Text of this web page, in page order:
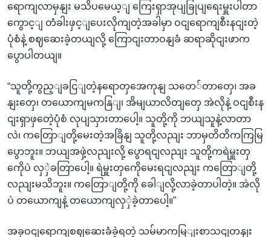
ရောကျလာမှနျး မသိပမေယ့ျ ကြေးရှာအုပျခြုပျရေးမှူးပါတာ
ကွောင့ျ တံခါးဖှင့ျပေးလိုကျတဲ့အခါမှာ ဝငျရောကျစီးနငျးတဲ့
ပုံစံနဲ့ စဈဆေးခဲ့တယျလို့ ကြောငျးတာဝနျခံ ဆရာဆိုငျးဖာက
ပွောပါတယျ။
“သူတို့ကွည့ျခငြျတဲ့နရောတှအေကုနျ သတေ်တာတှေ၊ အခ
နျးတှေ၊ တယောကျမကနြျ၊ အိမျယာလိတျတှေ အဲလိုနဲ့ ဝငျစီးန
ငျးရှာဖှတေဲ့ပုံစံ လုပျသှားတာပေါ့။ သူတို့ကို ဘယျသူနဲ့လာတာ
လဲ၊ ကတြောျတို့မေးတဲ့အခြိနျ သူတို့လညျး ဘာမှတိတိကကြမြ
ပွောဘူး။ ဘယျအဖှဲ့လညျးလို့ ပွောရငျလညျး သူတို့ကရဲမှူးတှ
ကေိုပဲ လှှဲခတြာပေါ့။ ရဲမှူးတှကေိုမေးရငျလညျး ကတြောျတို့
လညျးမသိဘူး။ ကတြောျတို့ကို ခေါျလို့လာခဲ့တာပါတဲ့။ အဲလို
ပဲ တယောကျနဲ့ တယောကျလှှဲခဲ့တာပေါ့။”
အခုဝငျရောကျစဈဆေးခံခဲ့ရတဲ့ သမ်မာကမြျးစာသငျတနျး